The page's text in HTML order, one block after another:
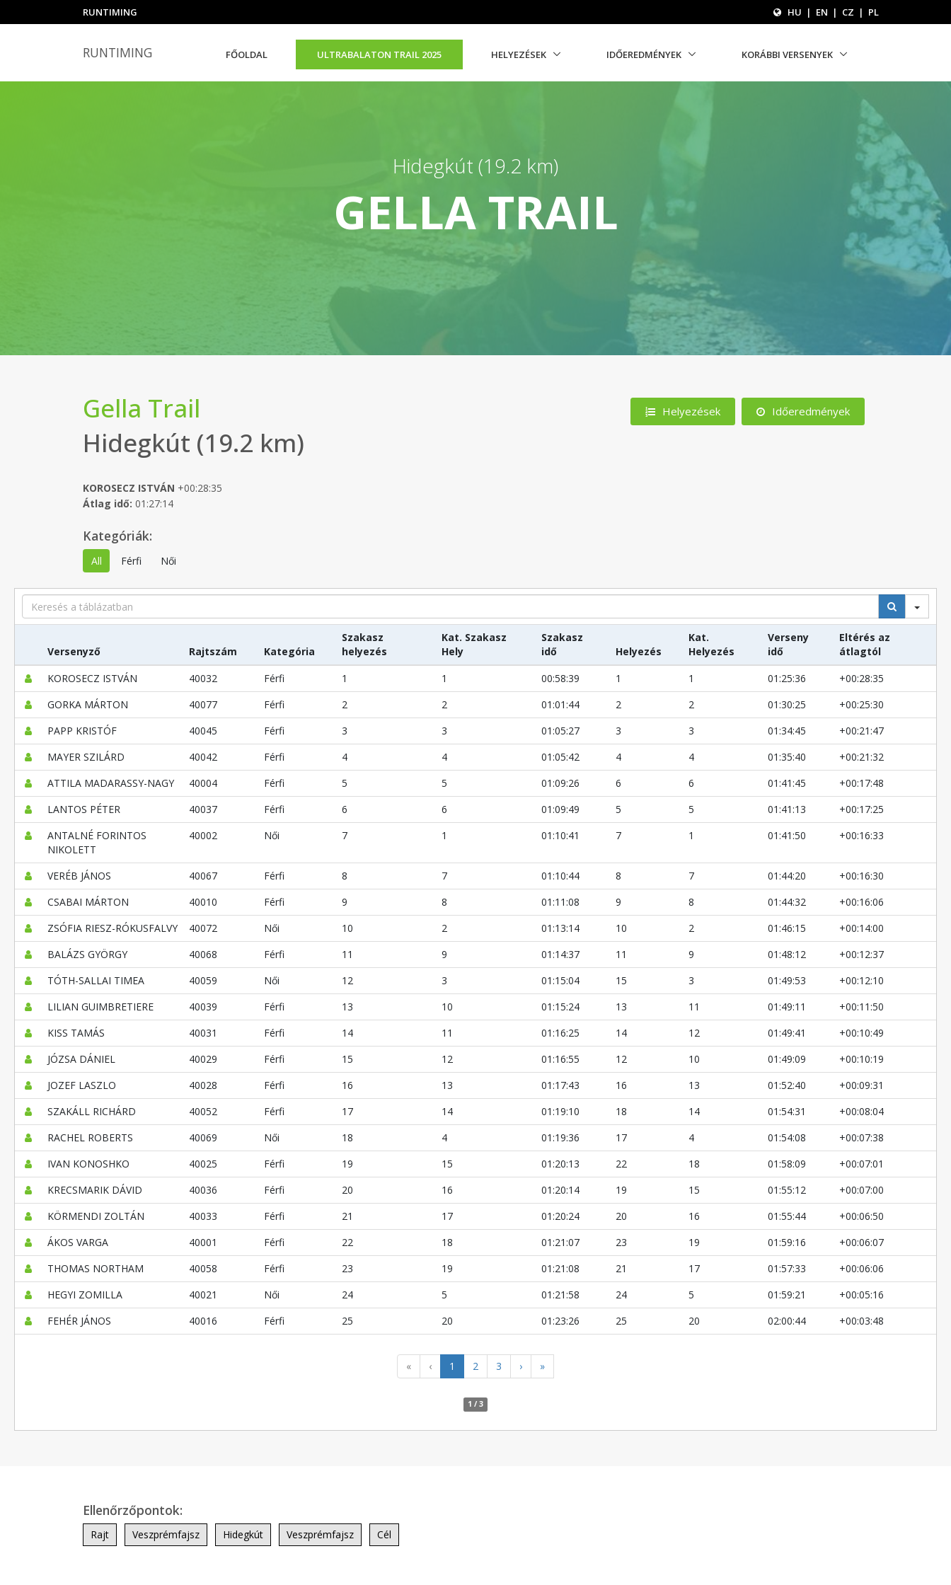
RUNTIMING HU | EN | CZ | PL
RUNTIMING FŐOLDAL ULTRABALATON TRAIL 2025 HELYEZÉSEK IDŐEREDMÉNYEK KORÁBBI VERSENYEK
Hidegkút (19.2 km)
GELLA TRAIL
Helyezések Időeredmények
Gella Trail
Hidegkút (19.2 km)
KOROSECZ ISTVÁN +00:28:35
Átlag idő: 01:27:14
Kategóriák:
All Férfi Női
Search
Versenyző Rajtszám Kategória
Szakasz
helyezés
Kat. Szakasz
Hely
Szakasz
idő
Helyezés
Kat.
Helyezés
Verseny
idő
Eltérés az
átlagtól
KOROSECZ ISTVÁN
40032 Férfi 1 1 00:58:39 1 1 01:25:36
+00:28:35
GORKA MÁRTON
40077 Férfi 2 2 01:01:44 2 2 01:30:25
+00:25:30
PAPP KRISTÓF
40045 Férfi 3 3 01:05:27 3 3 01:34:45
+00:21:47
MAYER SZILÁRD
40042 Férfi 4 4 01:05:42 4 4 01:35:40
+00:21:32
ATTILA MADARASSY-NAGY
40004 Férfi 5 5 01:09:26 6 6 01:41:45
+00:17:48
LANTOS PÉTER
40037 Férfi 6 6 01:09:49 5 5 01:41:13
+00:17:25
ANTALNÉ FORINTOS
NIKOLETT
40002 Női 7 1 01:10:41 7 1 01:41:50 +00:16:33
VERÉB JÁNOS 40067 Férfi 8 7 01:10:44 8 7 01:44:20
+00:16:30
CSABAI MÁRTON
40010 Férfi 9 8 01:11:08 9 8 01:44:32
+00:16:06
ZSÓFIA RIESZ-RÓKUSFALVY
40072 Női 10 2 01:13:14 10 2 01:46:15
+00:14:00
BALÁZS GYÖRGY
40068 Férfi 11 9 01:14:37 11 9 01:48:12
+00:12:37
TÓTH-SALLAI TIMEA
40059 Női 12 3 01:15:04 15 3 01:49:53
+00:12:10
LILIAN GUIMBRETIERE
40039 Férfi 13 10 01:15:24 13 11 01:49:11
+00:11:50
KISS TAMÁS
40031 Férfi 14 11 01:16:25 14 12 01:49:41
+00:10:49
JÓZSA DÁNIEL
40029 Férfi 15 12 01:16:55 12 10 01:49:09
+00:10:19
JOZEF LASZLO
40028 Férfi 16 13 01:17:43 16 13 01:52:40
+00:09:31
SZAKÁLL RICHÁRD
40052 Férfi 17 14 01:19:10 18 14 01:54:31
+00:08:04
RACHEL ROBERTS
40069 Női 18 4 01:19:36 17 4 01:54:08
+00:07:38
IVAN KONOSHKO
40025 Férfi 19 15 01:20:13 22 18 01:58:09
+00:07:01
KRECSMARIK DÁVID
40036 Férfi 20 16 01:20:14 19 15 01:55:12
+00:07:00
KÖRMENDI ZOLTÁN
40033 Férfi 21 17 01:20:24 20 16 01:55:44
+00:06:50
ÁKOS VARGA
40001 Férfi 22 18 01:21:07 23 19 01:59:16
+00:06:07
THOMAS NORTHAM
40058 Férfi 23 19 01:21:08 21 17 01:57:33
+00:06:06
HEGYI ZOMILLA
40021 Női 24 5 01:21:58 24 5 01:59:21
+00:05:16
FEHÉR JÁNOS
40016 Férfi 25 20 01:23:26 25 20 02:00:44 +00:03:48
« ‹ 1 2 3 › »
1 / 3
Ellenőrzőpontok:
Rajt Veszprémfajsz Hidegkút Veszprémfajsz Cél